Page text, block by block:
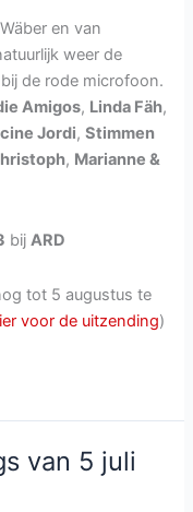
en van
weer de
de rode microfoon.
Amigos, Linda Fäh,
Jordi,Stimmen
, Marianne &
bijARD
tot 5 augustus te
voor de uitzending)
van 5 juli